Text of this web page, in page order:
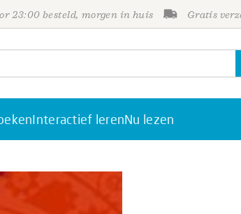
23:00 besteld, morgen in huis Gratis
Interactief lerenNu lezen